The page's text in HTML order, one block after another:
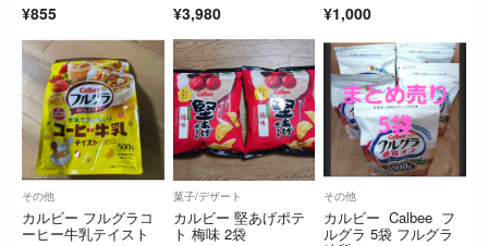
¥855 ¥3,980 ¥1,000
その他
カルビー フルグラコ
ーヒー牛乳テイスト
菓子/デザート
カルビー 堅あげポテ
ト 梅味 2袋
その他
カルビー Calbee フ
ルグラ 5袋 フルグラ